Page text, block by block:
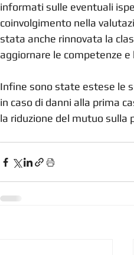
informati sulle eventuali
coinvolgimento nella
stata anche rinnovata la
aggiornare le competenze
Infine sono state estese le
in caso di danni alla prima
la riduzione del mutuo sulla